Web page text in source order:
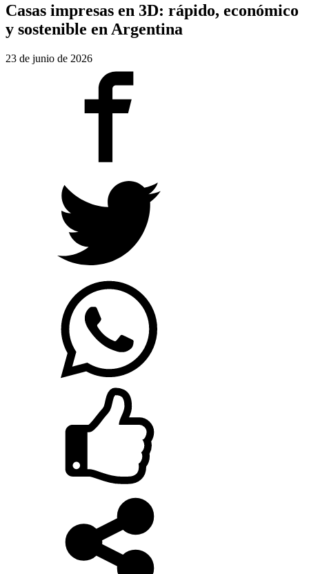
Casas impresas en 3D: rápido, económico
y sostenible en Argentina
23 de junio de 2026